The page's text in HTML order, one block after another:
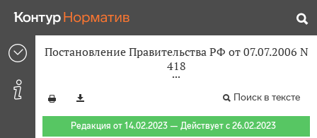
Постановление Правительства РФ от 07.07.2006 N
418
Поиск в тексте
Редакция от 14.02.2023 — Действует с 26.02.2023